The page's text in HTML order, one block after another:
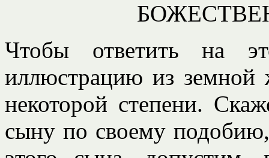
Чтобы ответить на
иллюстрацию из земной
некоторой степени.
сыну по своему